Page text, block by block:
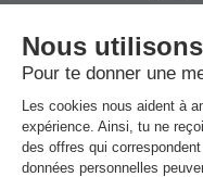
4.0 Très Bon
Emplacement
Literie